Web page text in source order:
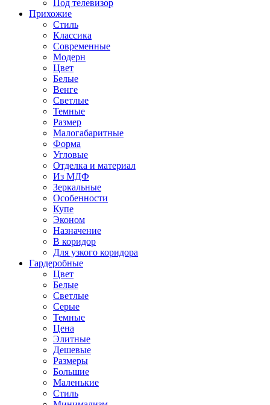
Под телевизор
Прихожие
Стиль
Классика
Современные
Модерн
Цвет
Белые
Венге
Светлые
Темные
Размер
Малогабаритные
Форма
Угловые
Отделка и материал
Из МДФ
Зеркальные
Особенности
Купе
Эконом
Назначение
В коридор
Для узкого коридора
Гардеробные
Цвет
Белые
Светлые
Серые
Темные
Цена
Элитные
Дешевые
Размеры
Большие
Маленькие
Стиль